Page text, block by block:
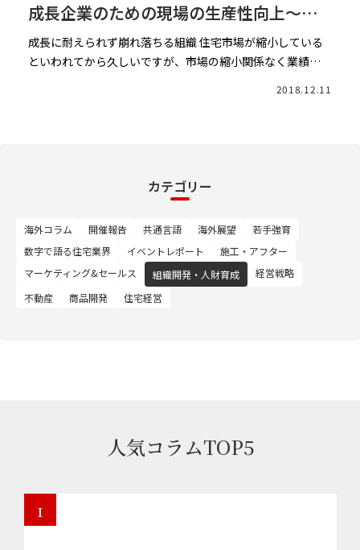
成長企業のための現場の生産性向上～成
長を加速する企業の組織と成長によって
崩壊する組織～（前編）
成長に耐えられず崩れ落ちる組織 住宅市場が縮小している
といわれてから久しいですが、市場の縮小関係なく業績を
2018.12.11
カテゴリー
海外コラム 開催報告 共通言語 海外展望
若手強育
数字で語る住宅業界
イベントレポート
施工・アフター
マーケティング&セールス
組織開発・人財育成
経営戦略
不動産
商品開発 住宅経営
人気コラムTOP5
1